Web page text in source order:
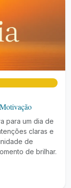
para um dia de
claras e
de
de brilhar.